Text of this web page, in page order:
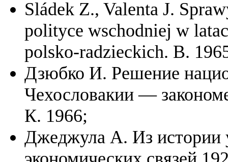
Sládek Z., Valenta J.
polityce wschodniej w
polsko-radzieckich. B.
Дзюбко И. Решение
Чехословакии —
К. 1966;
Джеджула А. Из истории